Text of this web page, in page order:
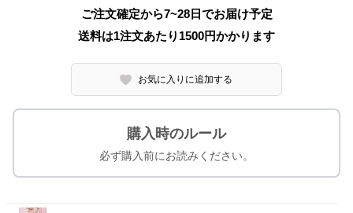
ご注文確定から7~28日でお届け予定
送料は1注文あたり 1500円かかります
お気に入りに追加する
購入時のルール
必ず購入前にお読みください。